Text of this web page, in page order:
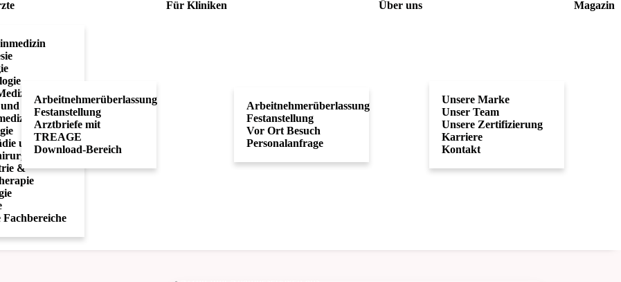
und
&
Fachbereiche
Arbeitnehmerüberlassung
Festanstellung
Arztbriefe mit
TREAGE
Download-Bereich
Für Kliniken
Arbeitnehmerüberlassung
Festanstellung
Vor Ort Besuch
Personalanfrage
Über uns
Unsere Marke
Unser Team
Unsere Zertifizierung
Karriere
Kontakt
Magazin